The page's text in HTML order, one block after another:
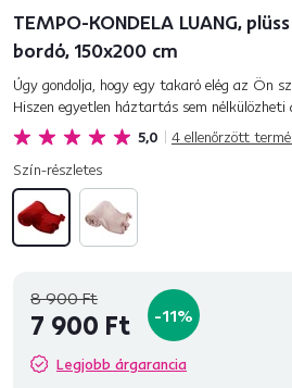
TEMPO-KONDELA LUANG,
bordó, 150x200 cm
5,0 4 ellenőrzött
Úgy gondolja, hogy egy takaró elég az Ön
Hiszen egyetlen háztartás sem
beköszöntével sokkal inkább szükségünk
Szín-részletes
8 900 Ft
7 900 Ft -11%
Legjobb árgarancia